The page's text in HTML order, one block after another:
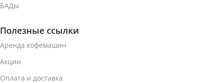
БАДы
Полезные ссылки
Аренда кофемашин
Акции
Оплата и доставка